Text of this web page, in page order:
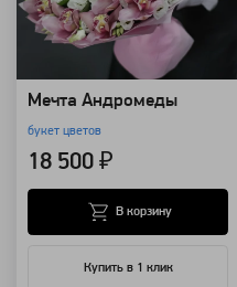
Мечта Андромеды
букет цветов
18 500 ₽
Купить в 1 клик
В корзину